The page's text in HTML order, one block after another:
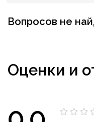
Вопросов не
Оценки и